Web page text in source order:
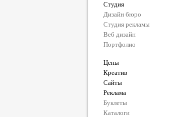
Студия
Дизайн бюро
Студия рекламы
Веб дизайн
Портфолио
Цены
Креатив
Сайты
Реклама
Буклеты
Каталоги